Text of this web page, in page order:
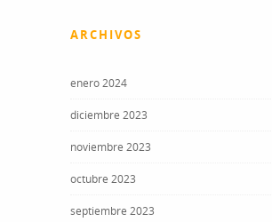
ARCHIVOS
enero 2024
diciembre 2023
noviembre 2023
octubre 2023
septiembre 2023